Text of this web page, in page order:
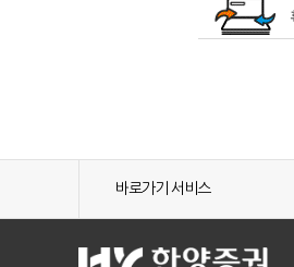
바로가기 서비스